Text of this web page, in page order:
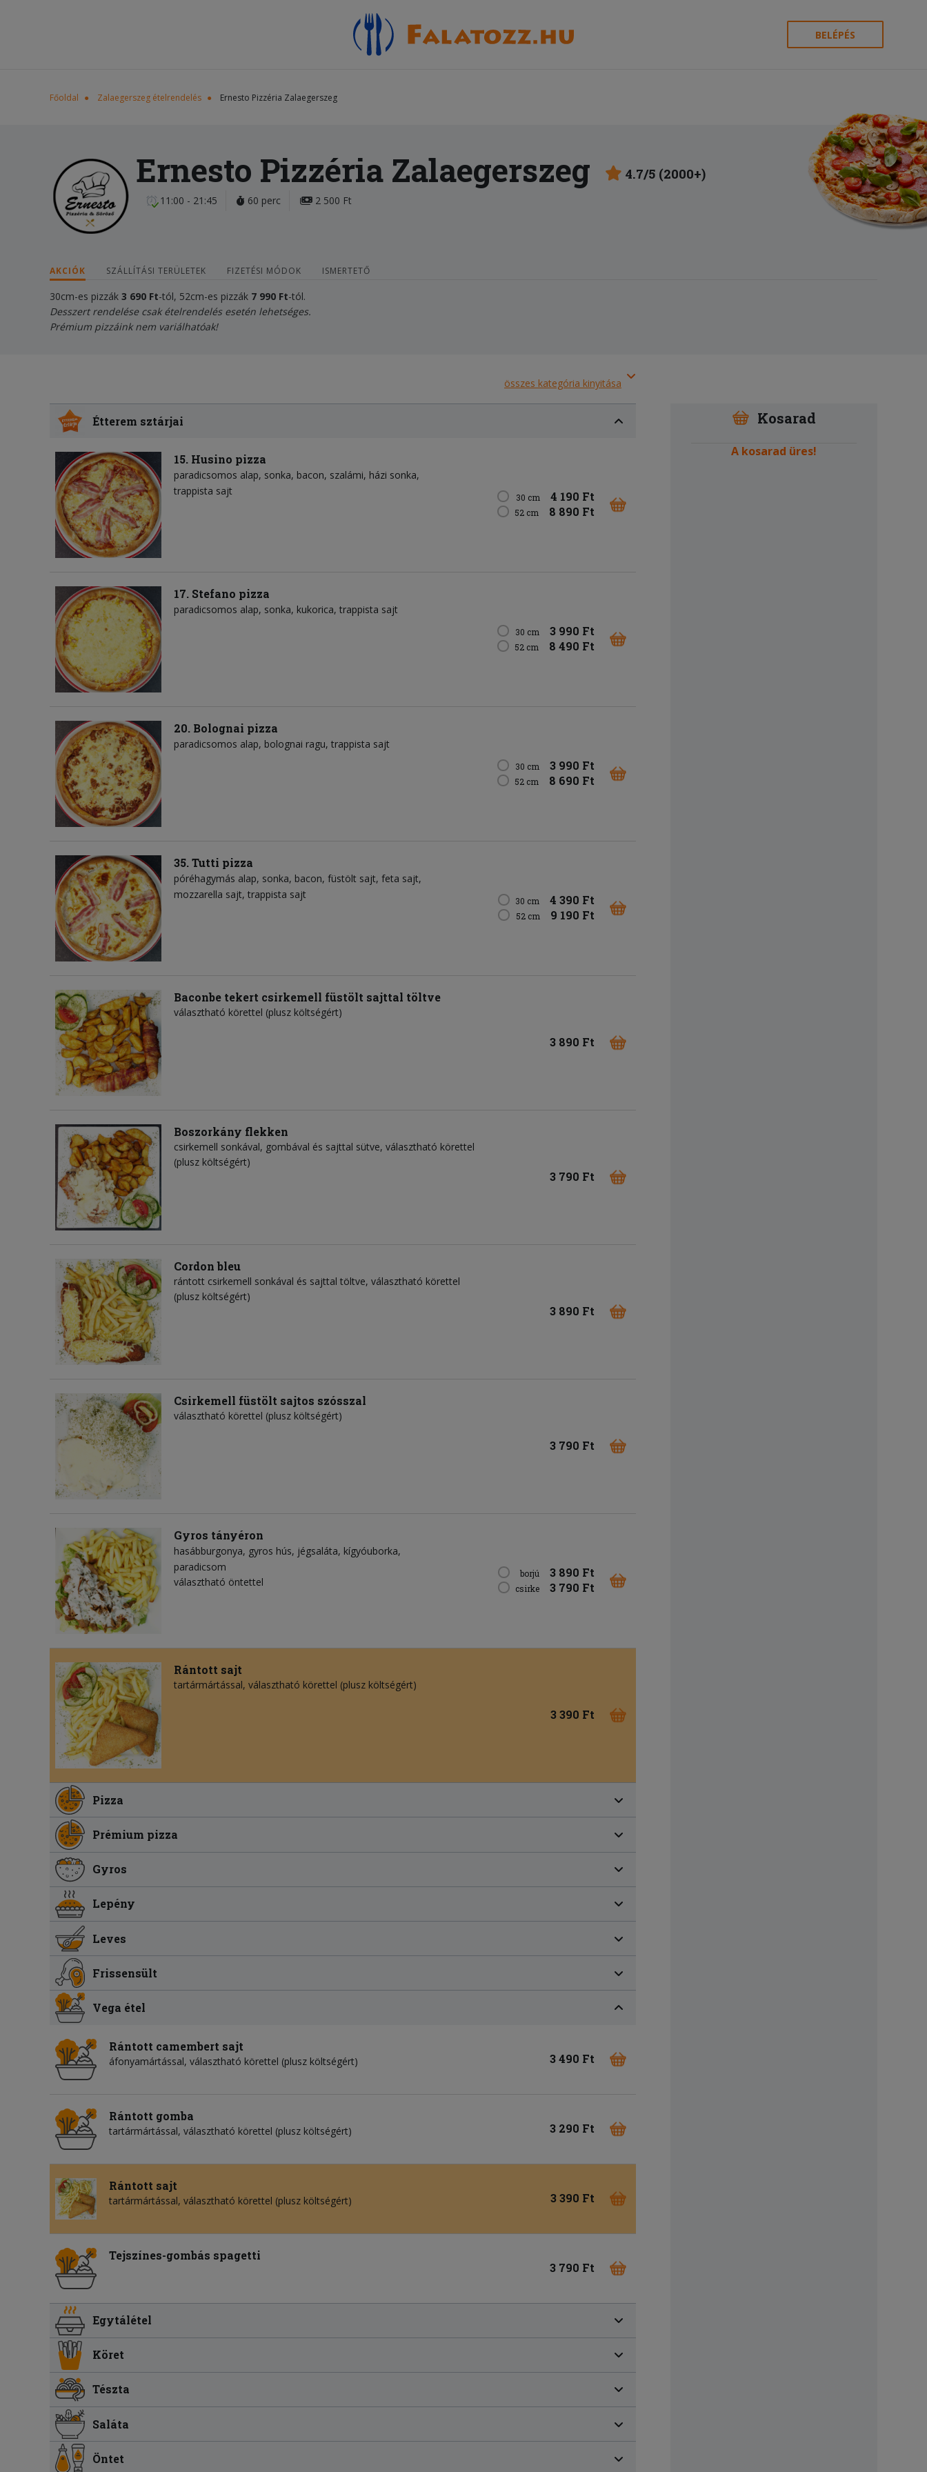
BELÉPÉS
Főoldal Zalaegerszeg ételrendelés Ernesto Pizzéria Zalaegerszeg
Ernesto Pizzéria Zalaegerszeg 4.7/5 (2000+)
11:00 - 21:45 60 perc 2 500 Ft
AKCIÓK SZÁLLÍTÁSI TERÜLETEK FIZETÉSI MÓDOK ISMERTETŐ
30cm-es pizzák 3 690 Ft-tól, 52cm-es pizzák 7 990 Ft-tól.
Desszert rendelése csak ételrendelés esetén lehetséges.
Prémium pizzáink nem variálhatóak!
összes kategória kinyitása
Étterem sztárjai
15. Husino pizza
paradicsomos alap sonka bacon szalámi házi sonka
trappista sajt
30 cm 4 190 Ft
52 cm 8 890 Ft
17. Stefano pizza
paradicsomos alap sonka kukorica trappista sajt
30 cm 3 990 Ft
52 cm 8 490 Ft
20. Bolognai pizza
paradicsomos alap bolognai ragu trappista sajt
30 cm 3 990 Ft
52 cm 8 690 Ft
35. Tutti pizza
póréhagymás alap sonka bacon füstölt sajt feta sajt
mozzarella sajt trappista sajt 30 cm 4 390 Ft
52 cm 9 190 Ft
Baconbe tekert csirkemell füstölt sajttal töltve
választható körettel (plusz költségért)
3 890 Ft
Boszorkány flekken
csirkemell sonkával, gombával és sajttal sütve, választható körettel
(plusz költségért)
3 790 Ft
Cordon bleu
rántott csirkemell sonkával és sajttal töltve, választható körettel
(plusz költségért)
3 890 Ft
Csirkemell füstölt sajtos szósszal
választható körettel (plusz költségért)
3 790 Ft
Gyros tányéron
hasábburgonya gyros hús jégsaláta kígyóuborka
paradicsom
választható öntettel
borjú 3 890 Ft
csirke 3 790 Ft
Rántott sajt
tartármártással, választható körettel (plusz költségért)
3 390 Ft
Pizza
Prémium pizza
Gyros
Lepény
Leves
Frissensült
Vega étel
Rántott camembert sajt
áfonyamártással, választható körettel (plusz költségért) 3 490 Ft
Rántott gomba
tartármártással, választható körettel (plusz költségért) 3 290 Ft
Rántott sajt
tartármártással, választható körettel (plusz költségért) 3 390 Ft
Tejszínes-gombás spagetti
3 790 Ft
Egytálétel
Köret
Tészta
Saláta
Öntet
Kosarad
A kosarad üres!